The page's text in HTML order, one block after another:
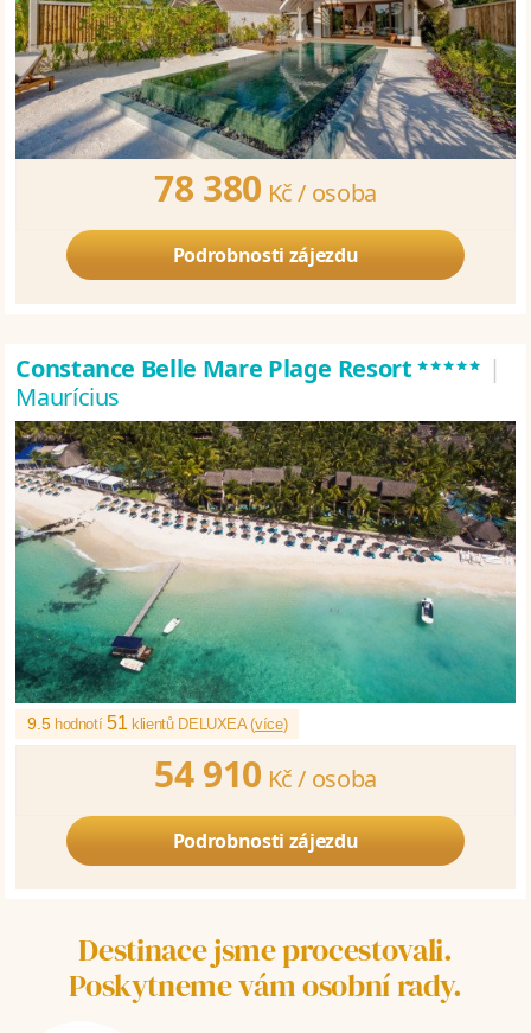
78 380 Kč / osoba
Podrobnosti zájezdu
Constance Belle Mare Plage Resort***** |
Maurícius
9.5 hodnotí51 klientů DELUXEA (více)
54 910 Kč / osoba
Podrobnosti zájezdu
Destinace jsme procestovali.
Poskytneme vám osobní rady.